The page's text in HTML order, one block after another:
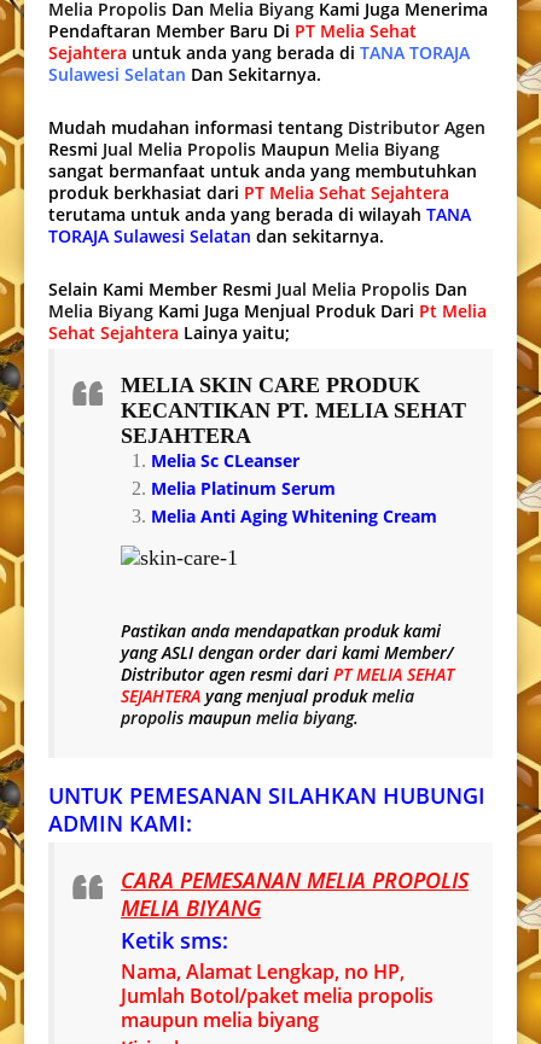
Melia Propolis Dan Melia Biyang Kami Juga Menerima
Pendaftaran Member Baru Di PT Melia Sehat
Sejahtera untuk anda yang berada di TANA TORAJA
Sulawesi Selatan Dan Sekitarnya.
Mudah mudahan informasi tentang Distributor Agen
Resmi Jual Melia Propolis Maupun Melia Biyang
sangat bermanfaat untuk anda yang membutuhkan
produk berkhasiat dari PT Melia Sehat Sejahtera
terutama untuk anda yang berada di wilayah TANA
TORAJA Sulawesi Selatan dan sekitarnya.
Selain Kami Member Resmi Jual Melia Propolis Dan
Melia Biyang Kami Juga Menjual Produk Dari Pt Melia
Sehat Sejahtera Lainya yaitu;
MELIA SKIN CARE PRODUK
KECANTIKAN PT. MELIA SEHAT
SEJAHTERA
Melia Sc CLeanser
Melia Platinum Serum
Melia Anti Aging Whitening Cream
Pastikan anda mendapatkan produk kami
yangASLIdengan order dari kami Member/
Distributor agen resmi dari PT MELIA SEHAT
SEJAHTERA yang menjual produkmelia
propolis maupun melia biyang.
UNTUK PEMESANAN SILAHKAN HUBUNGI
ADMIN KAMI:
CARA PEMESANAN MELIA PROPOLIS
MELIA BIYANG
Ketik sms:
Nama, Alamat Lengkap, no HP,
Jumlah Botol/paket melia propolis
maupun melia biyang